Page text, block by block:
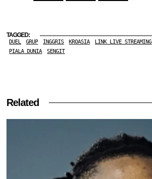
TAGGED:
DUEL GRUP INGGRIS KROASIA LINK LIVE STREAMING
PIALA DUNIA
SENGIT
Related